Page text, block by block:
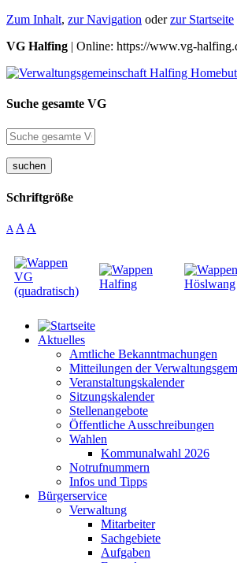
Zum Inhalt, zur Navigation oderzur Startseite
VG Halfing | Online: https://www.vg-
Suche gesamte VG
suchen
Schriftgröße
A A A
Aktuelles
Amtliche Bekanntmachungen
Mitteilungen der
Veranstaltungskalender
Sitzungskalender
Stellenangebote
Öffentliche Ausschreibungen
Wahlen
Kommunalwahl 2026
Notrufnummern
Infos und Tipps
Bürgerservice
Verwaltung
Mitarbeiter
Sachgebiete
Aufgaben